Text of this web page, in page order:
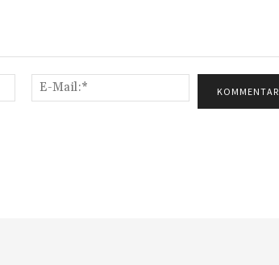
Name:*
Mail:*